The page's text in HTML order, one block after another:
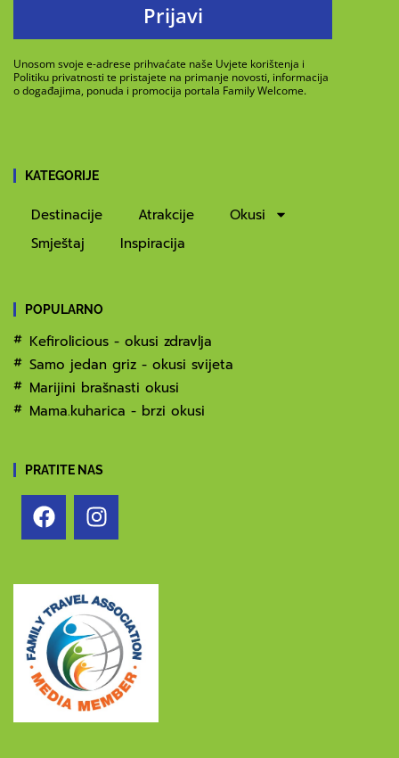
Prijavi
Unosom svoje e-adrese prihvaćate naše Uvjete korištenja i
Politiku privatnosti te pristajete na primanje novosti, informacija
o događajima, ponuda i promocija portala Family Welcome.
KATEGORIJE
Destinacije Atrakcije
Okusi
Smještaj
Inspiracija
POPULARNO
Kefirolicious - okusi zdravlja
Samo jedan griz - okusi svijeta
Marijini brašnasti okusi
Mama.kuharica - brzi okusi
PRATITE NAS